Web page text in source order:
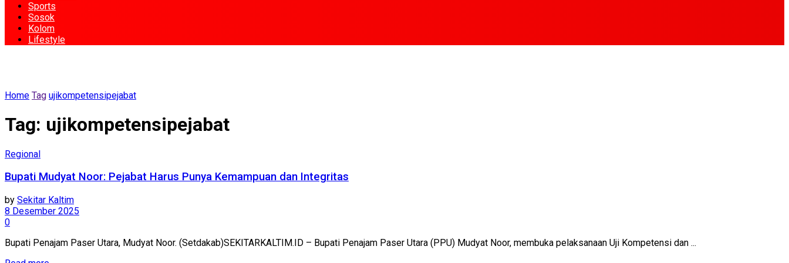
Sports
Sosok
Kolom
Lifestyle
Home Tag ujikompetensipejabat
Tag: ujikompetensipejabat
Regional
Bupati Mudyat Noor: Pejabat Harus Punya Kemampuan dan Integritas
by Sekitar Kaltim
8 Desember 2025
0
Bupati Penajam Paser Utara, Mudyat Noor. (Setdakab)SEKITARKALTIM.ID – Bupati Penajam Paser Utara (PPU) Mudyat Noor, membuka pelaksanaan Uji Kompetensi dan ...